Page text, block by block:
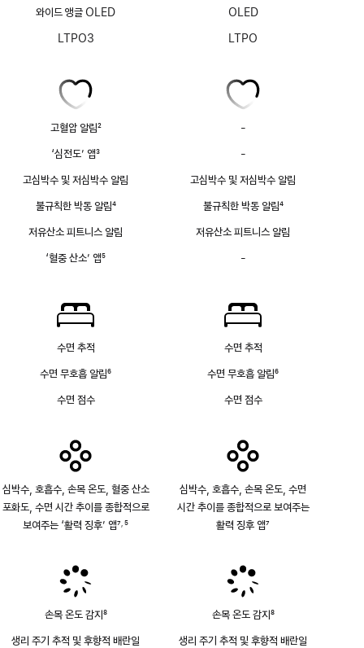
와이드 앵글 OLED
LTPO3
고혈압 알림
각주
2
‘심전도’ 앱3
고심박수 및 저심박수 알림
불규칙한 박동 알림4
저유산소 피트니스 알림
‘혈중 산소’ 앱5
수면 추적
수면 무호흡 알림6
수면 점수
심박수, 호흡수, 손목 온도, 혈중 산소
포화도, 수면 시간 추이를 종합적으로
보여주는 ‘활력 징후’ 앱7 5
손목 온도 감지8
생리 주기 추적 및 후향적 배란일
OLED
LTPO
-
-
고심박수 및 저심박수 알림
불규칙한 박동 알림4
저유산소 피트니스 알림
-
없음
수면 추적
수면 무호흡 알림6
수면 점수
심박수, 호흡수, 손목 온도, 수면
시간 추이를 종합적으로 보여주는
활력 징후 앱7
손목 온도 감지8
생리 주기 추적 및 후향적 배란일